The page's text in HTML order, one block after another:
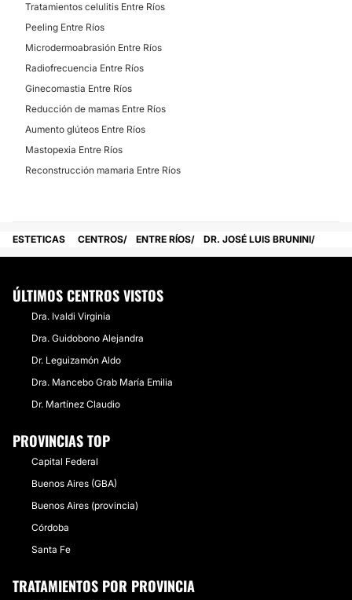
Tratamientos celulitis Entre Ríos
Peeling Entre Ríos
Microdermoabrasión Entre Ríos
Radiofrecuencia Entre Ríos
Ginecomastia Entre Ríos
Reducción de mamas Entre Ríos
Aumento glúteos Entre Ríos
Mastopexia Entre Ríos
Reconstrucción mamaria Entre Ríos
ESTETICAS CENTROS ENTRE RÍOS DR. JOSÉ LUIS BRUNINI
ÚLTIMOS CENTROS VISTOS
Dra. Ivaldi Virginia
Dra. Guidobono Alejandra
Dr. Leguizamón Aldo
Dra. Mancebo Grab María Emilia
Dr. Martínez Claudio
PROVINCIAS TOP
Capital Federal
Buenos Aires (GBA)
Buenos Aires (provincia)
Córdoba
Santa Fe
TRATAMIENTOS POR PROVINCIA